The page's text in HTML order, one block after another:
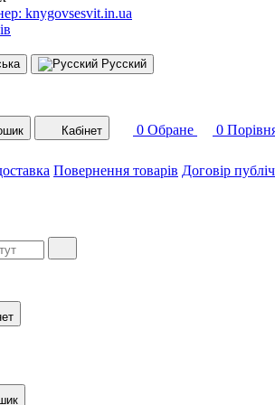
knygovsesvit.in.ua
Русский
Кабінет 0 Обране 0
Повернення товарів Договір